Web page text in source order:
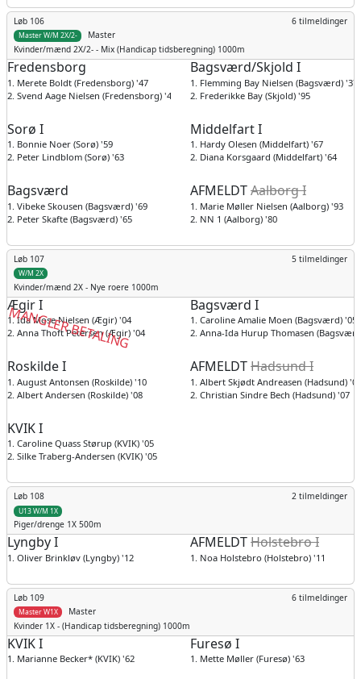
Løb 106
Master
6 tilmeldinger
Master W/M 2X/2-
Kvinder/mænd 2X/2- - Mix (Handicap tidsberegning) 1000m
Fredensborg
1. Merete Boldt (Fredensborg) '47
2. Svend Aage Nielsen (Fredensborg) '46
Bagsværd/Skjold I
1. Flemming Bay Nielsen (Bagsværd) '37
2. Frederikke Bay (Skjold) '95
Sorø I
1. Bonnie Noer (Sorø) '59
2. Peter Lindblom (Sorø) '63
Middelfart I
1. Hardy Olesen (Middelfart) '67
2. Diana Korsgaard (Middelfart) '64
Bagsværd
1. Vibeke Skousen (Bagsværd) '69
2. Peter Skafte (Bagsværd) '65
AFMELDTAalborg I
1. Marie Møller Nielsen (Aalborg) '93
2. NN 1 (Aalborg) '80
Løb 107 5 tilmeldinger
W/M 2X
Kvinder/mænd 2X - Nye roere 1000m
Ægir I
MANGLER BETALING
1. Ida Mose Nielsen (Ægir) '04
2. Anna Thoft Petersen (Ægir) '04
Bagsværd I
1. Caroline Amalie Moen (Bagsværd) '05
2. Anna-Ida Hurup Thomasen
Roskilde I
1. August Antonsen (Roskilde) '10
2. Albert Andersen (Roskilde) '08
AFMELDTHadsund I
1. Albert Skjødt Andreasen (Hadsund) '07
2. Christian Sindre Bech (Hadsund) '07
KVIK I
1. Caroline Quass Størup (KVIK) '05
2. Silke Traberg-Andersen (KVIK) '05
Løb 108 2 tilmeldinger
U13 W/M 1X
Piger/drenge 1X 500m
Lyngby I
1. Oliver Brinkløv (Lyngby) '12
AFMELDTHolstebro I
1. Noa Holstebro (Holstebro) '11
Løb 109
Master
6 tilmeldinger
Master W1X
Kvinder 1X - (Handicap tidsberegning) 1000m
KVIK I
1. Marianne Becker* (KVIK) '62
Furesø I
1. Mette Møller (Furesø) '63